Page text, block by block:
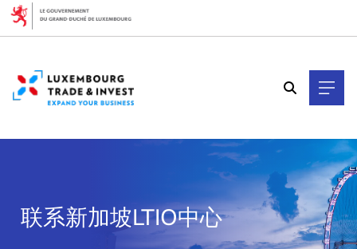
联系新加坡LTIO中心
Cookies management panel